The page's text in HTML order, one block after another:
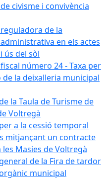
civisme i convivència
de la
en els actes
ús del sòl
número 24 - Taxa per
la deixalleria municipal
la Taula de Turisme de
Voltregà
a la cessió temporal
mitjançant un contracte
Masies de Voltregà
de la Fira de tardor
municipal